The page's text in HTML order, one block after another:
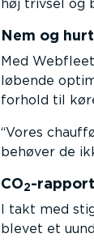
høj trivsel og
Nem og
Med
løbende
forhold til
Vores
behøver de
CO2-
I takt med
blevet et